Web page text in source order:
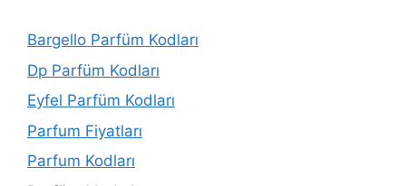
Bargello Parfüm Kodları
Dp Parfüm Kodları
Eyfel Parfüm Kodları
Parfum Fiyatları
Parfum Kodları